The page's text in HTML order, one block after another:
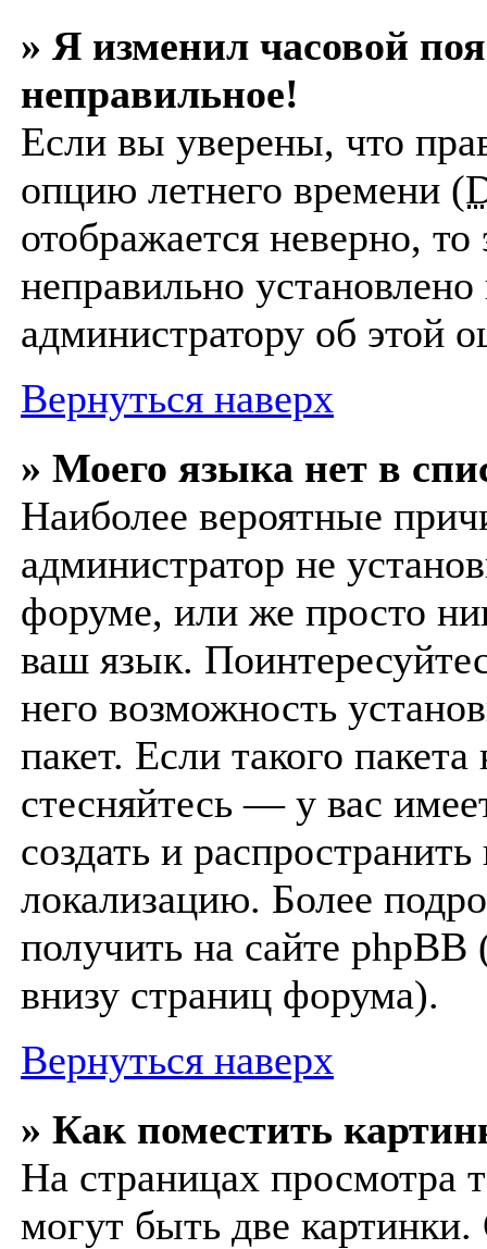
» Я изменил часовой
неправильное!
Если вы уверены, что
опцию летнего времени (
отображается неверно, то
неправильно
администратору об этой
Вернуться наверх
» Моего языка нет в
Наиболее вероятные
администратор не
форуме, или же просто
ваш язык.
него возможность
пакет. Если такого
стесняйтесь — у вас
создать и
локализацию. Более
получить на сайте phpBB
внизу страниц форума).
Вернуться наверх
» Как поместить
На страницах просмотра
могут быть две